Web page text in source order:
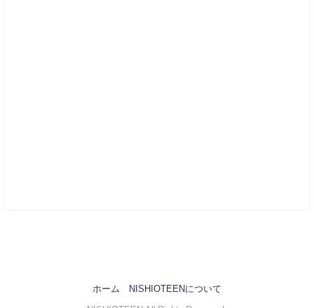
ホーム NISHIOTEENについて